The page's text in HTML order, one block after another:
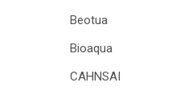
ВОЗВРАТ И
Beotua
Bioaqua
CAHNSAI